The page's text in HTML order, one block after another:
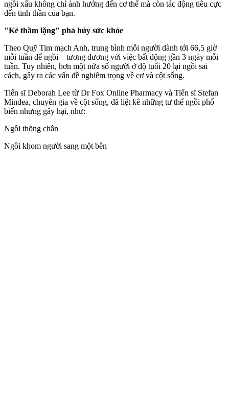
ngồi xấu không chỉ ảnh hưởng đến c‌ơ th‌ể mà còn tác động tiêu cực
đến tinh thần của bạn.
"Kẻ thầm lặng" phá hủy sức khỏe
Theo Quỹ Tim mạch Anh, trung bình mỗi người dành tới 66,5 giờ
mỗi tuần để ngồi – tương đương với việc bất động gần 3 ngày mỗi
tuần. Tuy nhiên, hơn một nửa số người ở độ tuổi 20 lại ngồi sai
cách, gây ra các vấn đề nghiêm trọng về cơ và cột sống.
Tiến sĩ Deborah Lee từ Dr Fox Online Pharmacy và Tiến sĩ Stefan
Mindea, chuyên gia về cột sống, đã liệt kê những tư thế ngồi phổ
biến nhưng gây hại, như:
Ngồi thõng chân
Ngồi khom người sang một bên